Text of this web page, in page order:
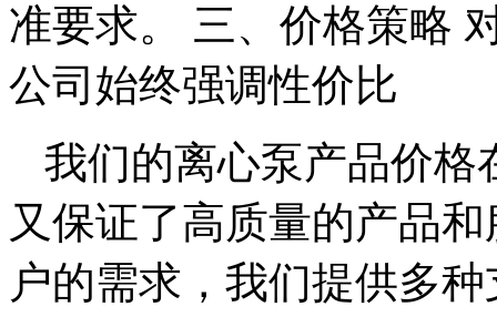
准要求。 三、价格策略
公司始终强调性价比
我们的离心泵产品价格
又保证了高质量的产品
户的需求，我们提供多